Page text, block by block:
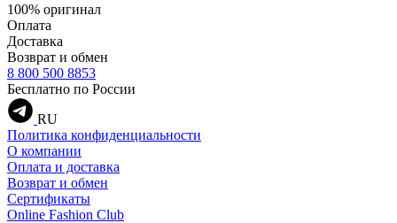
100% оригинал
Оплата
Доставка
Возврат и обмен
8 800 500 8853
Бесплатно по России
RU
Политика конфиденциальности
О компании
Оплата и доставка
Возврат и обмен
Сертификаты
Online Fashion Club